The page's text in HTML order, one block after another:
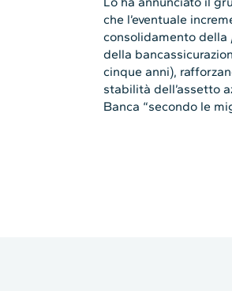
che l’eventuale
consolidamento della
della
cinque anni),
stabilità dell’assetto
Banca “secondo le